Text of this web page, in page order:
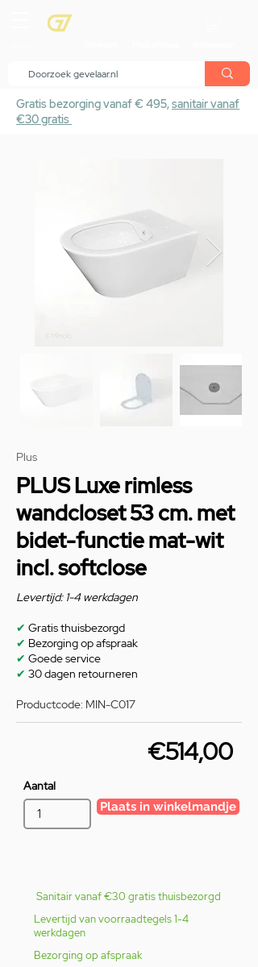
Gratis bezorging vanaf € 495,sanitair vanaf
€30 gratis
Plus
PLUS Luxe rimless
wandcloset 53 cm. met
bidet-functie mat-wit
incl. softclose
Levertijd: 1-4 werkdagen
✔ Gratis thuisbezorgd
✔ Bezorging op afspraak
✔ Goede service
✔ 30 dagen retourneren
Productcode: MIN-C017
€514,00
Aantal
Plaats in winkelmandje
Sanitair vanaf €30 gratis thuisbezorgd
Levertijd van voorraadtegels 1-4
werkdagen
Bezorging op afspraak